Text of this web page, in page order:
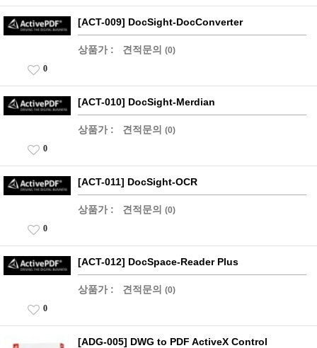
[ACT-009] DocSight-DocConverter
상품가 : 견적문의 (0)
0
[ACT-010] DocSight-Merdian
상품가 : 견적문의 (0)
0
[ACT-011] DocSight-OCR
상품가 : 견적문의 (0)
0
[ACT-012] DocSpace-Reader Plus
상품가 : 견적문의 (0)
0
[ADG-005] DWG to PDF ActiveX Control